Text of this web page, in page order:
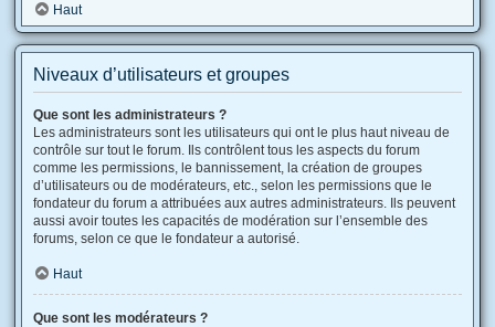
Haut
Niveaux d’utilisateurs et groupes
Que sont les administrateurs ?
Les administrateurs sont les utilisateurs qui ont le plus haut niveau de
contrôle sur tout le forum. Ils contrôlent tous les aspects du forum
comme les permissions, le bannissement, la création de groupes
d’utilisateurs ou de modérateurs, etc., selon les permissions que le
fondateur du forum a attribuées aux autres administrateurs. Ils peuvent
aussi avoir toutes les capacités de modération sur l’ensemble des
forums, selon ce que le fondateur a autorisé.
Haut
Que sont les modérateurs ?